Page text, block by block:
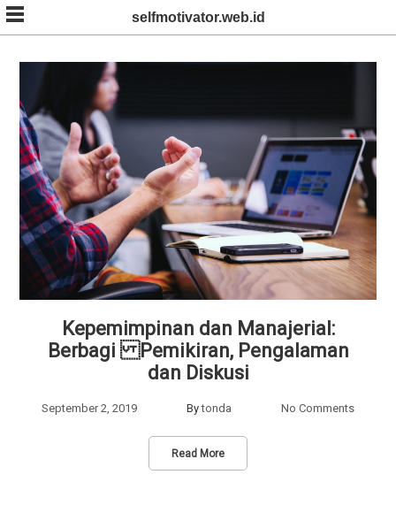
Skip
to
content
selfmotivator.web.id
Kepemimpinan dan Manajerial:
Berbagi Pemikiran, Pengalaman
dan Diskusi
September 2, 2019 Bytonda No Comments
Read More